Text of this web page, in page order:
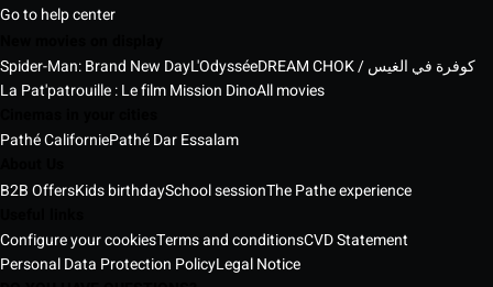
Go to help center
Spider-Man: Brand New DayL'Odyssée
DREAM CHOK / كوفرة في الغيس
La Pat'patrouille : Le film Mission DinoAll movies
Pathé CaliforniePathé Dar Essalam
B2B OffersKids birthdaySchool sessionThe Pathe experience
Configure your cookiesTerms and conditionsCVD Statement
Personal Data Protection PolicyLegal Notice